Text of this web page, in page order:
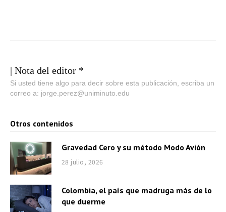
| Nota del editor *
Si usted tiene algo para decir sobre esta publicación, escriba un
correo a: jorge.perez@uniminuto.edu
Otros contenidos
Gravedad Cero y su método Modo Avión
28 julio, 2026
Colombia, el país que madruga más de lo
que duerme